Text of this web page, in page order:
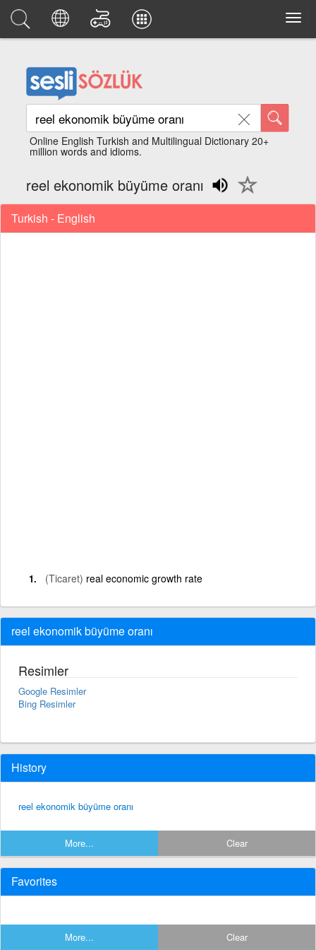
Online English Turkish and Multilingual Dictionary 20+
million words and idioms.
reel ekonomik büyüme oranı
Turkish - English
(Ticaret) real economic growth rate
reel ekonomik büyüme oranı
Resimler
Google Resimler
Bing Resimler
History
reel ekonomik büyüme oranı
More... Clear
Favorites
More... Clear